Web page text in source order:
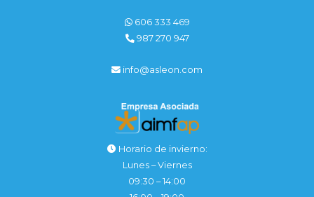
606 333 469
987 270 947
info@asleon.com
Horario de invierno:
Lunes – Viernes
09:30 – 14:00